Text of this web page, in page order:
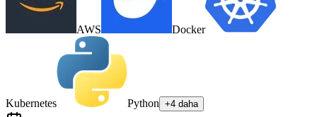
AWS Docker
Kubernetes Python +4 daha